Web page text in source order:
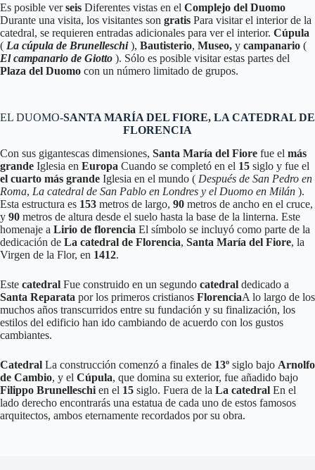
Es posible verseis Diferentes vistas en el Complejo del Duomo
Durante una visita, los visitantes son gratis Para visitar el interior de la
catedral, se requieren entradas adicionales para ver el interior. Cúpula
( La cúpula de Brunelleschi), Bautisterio, Museo, y campanario (
El campanario de Giotto ). Sólo es posible visitar estas partes del
Plaza del Duomo con un número limitado de grupos.
EL DUOMO-SANTA MARÍA DEL FIORE, LA CATEDRAL DE
FLORENCIA
Con sus gigantescas dimensiones, Santa María del Fiore fue el más
grande Iglesia en Europa Cuando se completó en el 15 siglo y fue el
el cuarto más grande Iglesia en el mundo ( Después de San Pedro en
Roma, La catedral de San Pablo en Londres y el Duomo en Milán ).
Esta estructura es 153 metros de largo, 90 metros de ancho en el cruce,
y 90 metros de altura desde el suelo hasta la base de la linterna. Este
homenaje a Lirio de florencia El símbolo se incluyó como parte de la
dedicación de La catedral de Florencia, Santa María del Fiore, la
Virgen de la Flor, en 1412.
Este catedral Fue construido en un segundo catedral dedicado a
Santa Reparata por los primeros cristianos FlorenciaA lo largo de los
muchos años transcurridos entre su fundación y su finalización, los
estilos del edificio han ido cambiando de acuerdo con los gustos
cambiantes.
Catedral La construcción comenzó a finales de 13º siglo bajo Arnolfo
de Cambio, y el Cúpula, que domina su exterior, fue añadido bajo
Filippo Brunelleschi en el 15 siglo. Fuera de la La catedral En el
lado derecho encontrarás una estatua de cada uno de estos famosos
arquitectos, ambos eternamente recordados por su obra.